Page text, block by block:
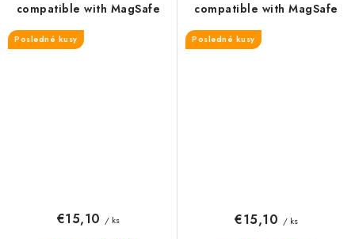
compatible with MagSafe
čierny
Posledné kusy
€15,10 / ks
compatible with MagSafe
čierny-red
Posledné kusy
€15,10 / ks